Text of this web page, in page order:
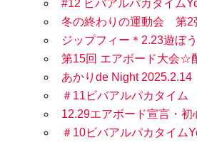
#12 ビバアルパカタイム
冬の終わりの運動会 第2
ジップフィー＊2.23遊ぼう
第15回 エアボード大会☆
あかりde Night 2025.2.14
＃11ビバアルパカタイム
12.29エアボード宣言・初
＃10ビバアルパカタイム